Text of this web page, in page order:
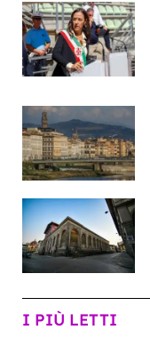
I PIÙ LETTI